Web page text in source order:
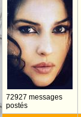
72927 messages
postés